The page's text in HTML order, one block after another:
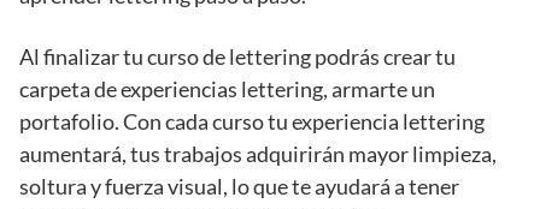
Al finalizar tu curso de lettering podrás crear tu
carpeta de experiencias lettering, armarte un
portafolio. Con cada curso tu experiencia lettering
aumentará, tus trabajos adquirirán mayor limpieza,
soltura y fuerza visual, lo que te ayudará a tener